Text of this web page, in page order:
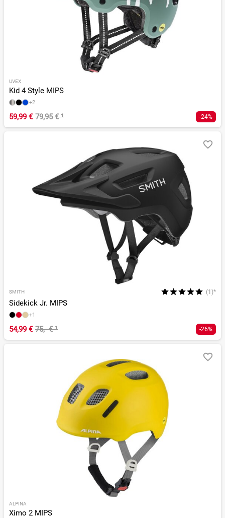
UVEX
Kid 4 Style MIPS
+2
59,99 € 79,95 €¹ -24%
SMITH (1)*
Sidekick Jr. MIPS
+1
54,99 € 75,- €¹ -26%
ALPINA
Ximo 2 MIPS